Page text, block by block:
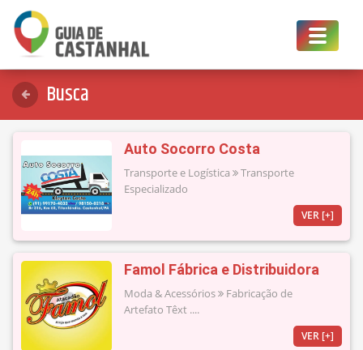
Toggle
Busca
Auto Socorro Costa
Transporte e Logística
Transporte
Especializado
VER [+]
Famol Fábrica e Distribuidora
Moda & Acessórios
Fabricação de
Artefato Têxt ....
VER [+]